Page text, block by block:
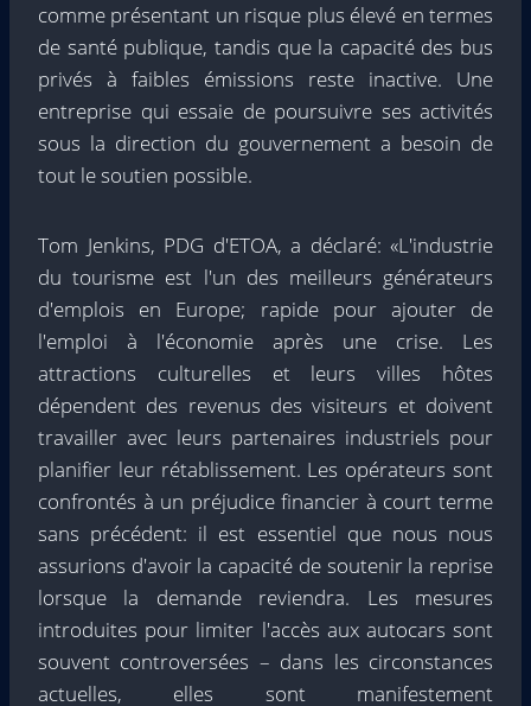
comme présentant un risque plus élevé en termes
de santé publique, tandis que la capacité des bus
privés à faibles émissions reste inactive. Une
entreprise qui essaie de poursuivre ses activités
sous la direction du gouvernement a besoin de
tout le soutien possible.
Tom Jenkins, PDG d'ETOA, a déclaré: «L'industrie
du tourisme est l'un des meilleurs générateurs
d'emplois en Europe; rapide pour ajouter de
l'emploi à l'économie après une crise. Les
attractions culturelles et leurs villes hôtes
dépendent des revenus des visiteurs et doivent
travailler avec leurs partenaires industriels pour
planifier leur rétablissement. Les opérateurs sont
confrontés à un préjudice financier à court terme
sans précédent: il est essentiel que nous nous
assurions d'avoir la capacité de soutenir la reprise
lorsque la demande reviendra. Les mesures
introduites pour limiter l'accès aux autocars sont
souvent controversées – dans les circonstances
actuelles, elles sont manifestement